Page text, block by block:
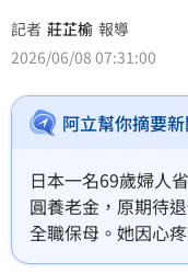
記者 莊芷榆 報導
2026/06/08 07:31:00
阿立幫你摘要
日本一名69歲婦人
圓養老金，原期待
全職保母。她因心
丈夫卻以不擅照顧